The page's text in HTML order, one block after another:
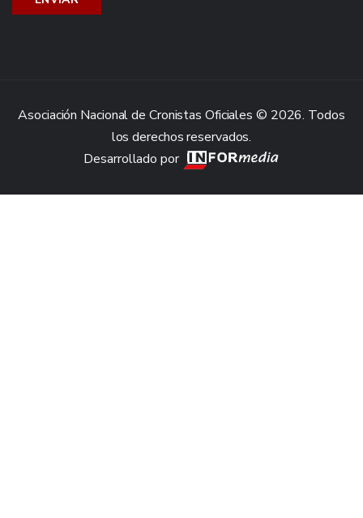
Asociación Nacional de Cronistas Oficiales © 2026. Todos
los derechos reservados.
Desarrollado por